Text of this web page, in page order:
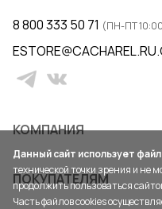
КОМПАНИЯ
ПОКУПАТЕЛЯМ
8 800 333 50 71 (ПН-ПТ
Данный сайт использует
технической точки зрения и не
продолжить пользоваться
Часть файлов cookies